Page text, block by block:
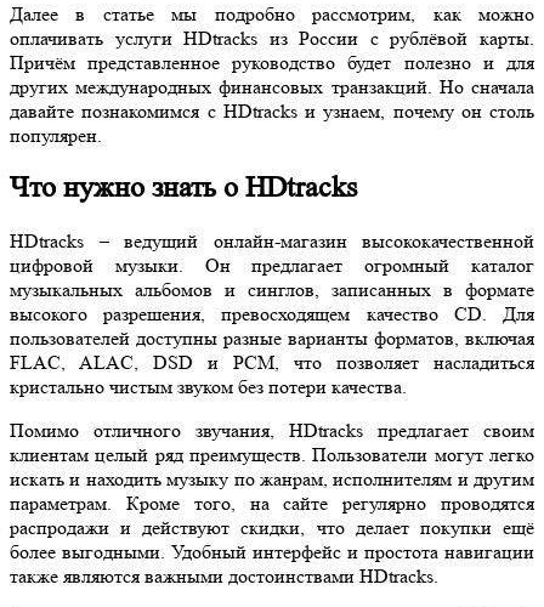
Далее в статье мы подробно рассмотрим, как можно
оплачивать услуги HDtracks из России с рублёвой карты.
Причём представленное руководство будет полезно и для
других международных финансовых транзакций. Но сначала
давайте познакомимся с HDtracks и узнаем, почему он столь
популярен.
Что нужно знать о HDtracks
HDtracks – ведущий онлайн-магазин высококачественной
цифровой музыки. Он предлагает огромный каталог
музыкальных альбомов и синглов, записанных в формате
высокого разрешения, превосходящем качество CD. Для
пользователей доступны разные варианты форматов, включая
FLAC, ALAC, DSD и PCM, что позволяет насладиться
кристально чистым звуком без потери качества.
Помимо отличного звучания, HDtracks предлагает своим
клиентам целый ряд преимуществ. Пользователи могут легко
искать и находить музыку по жанрам, исполнителям и другим
параметрам. Кроме того, на сайте регулярно проводятся
распродажи и действуют скидки, что делает покупки ещё
более выгодными. Удобный интерфейс и простота навигации
также являются важными достоинствами HDtracks.